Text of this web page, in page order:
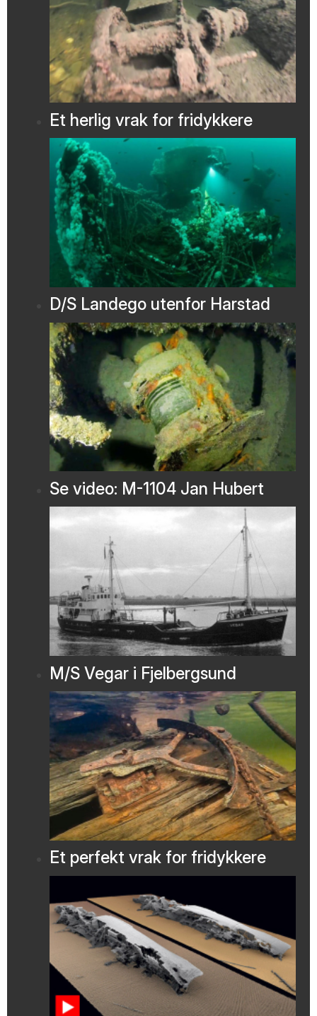
Et herlig vrak for fridykkere
D/S Landego utenfor Harstad
Se video: M-1104 Jan Hubert
M/S Vegar i Fjelbergsund
Et perfekt vrak for fridykkere